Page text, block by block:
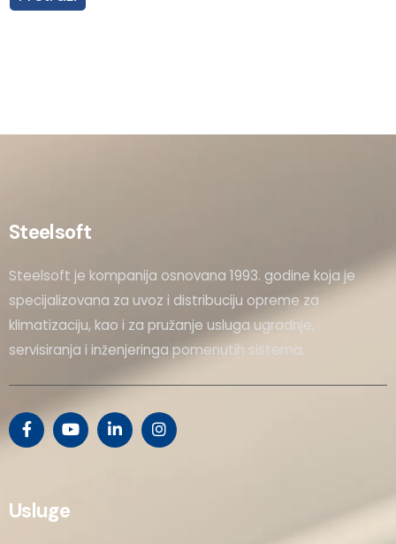
Steelsoft
Steelsoft je kompanija osnovana 1993. godine koja je
specijalizovana za uvoz i distribuciju opreme za
klimatizaciju, kao i za pružanje usluga ugradnje,
servisiranja i inženjeringa pomenutih sistema.
Usluge